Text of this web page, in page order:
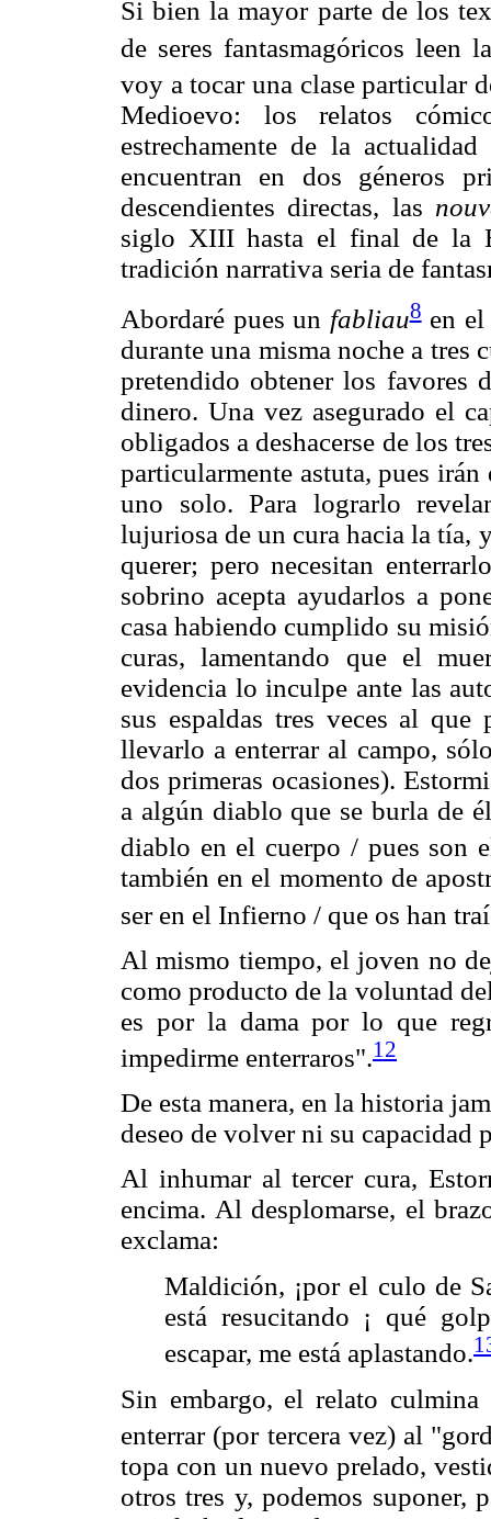
Si bien la mayor parte de los
de seres fantasmagóricos leen
voy a tocar una clase particular
Medioevo: los relatos
estrechamente de la
encuentran en dos géneros
descendientes directas, las
siglo XIII hasta el final de la
tradición narrativa seria de
Abordaré pues un fabliau8en
durante una misma noche a tres
pretendido obtener los favores
dinero. Una vez asegurado el
obligados a deshacerse de los
particularmente astuta, pues
uno solo. Para lograrlo
lujuriosa de un cura hacia la tía,
querer; pero necesitan
sobrino acepta ayudarlos a
casa habiendo cumplido su
curas, lamentando que el
evidencia lo inculpe ante las
sus espaldas tres veces al
llevarlo a enterrar al campo,
dos primeras ocasiones).
a algún diablo que se burla de
diablo en el cuerpo / pues son
también en el momento de
ser en el Infierno / que os han
Al mismo tiempo, el joven no
como producto de la voluntad
es por la dama por lo que
impedirme enterraros".12
De esta manera, en la historia
deseo de volver ni su capacidad
Al inhumar al tercer cura,
encima. Al desplomarse, el
exclama:
Maldición, ¡por el culo de
está resucitando ¡ qué
escapar, me está aplastando.
Sin embargo, el relato
enterrar (por tercera vez) al
topa con un nuevo prelado,
otros tres y, podemos